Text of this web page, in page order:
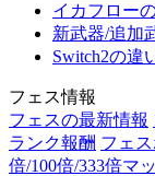
イカフロー
新武器/追加
Switch2の違
フェス情報
フェスの最新情報
ランク報酬 フェ
倍/100倍/333倍マ